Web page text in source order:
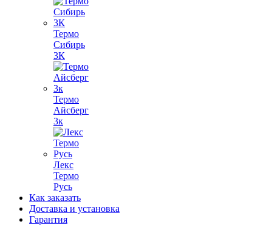
Термо
Сибирь
3К
Термо
Айсберг
3к
Лекс
Термо
Русь
Как заказать
Доставка и установка
Гарантия